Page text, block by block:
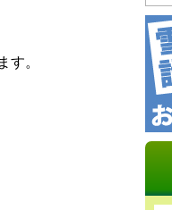
す。